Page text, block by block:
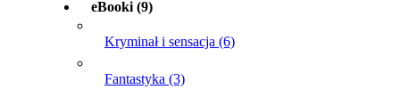
eBooki (9)
Kryminał i sensacja (6)
Fantastyka (3)